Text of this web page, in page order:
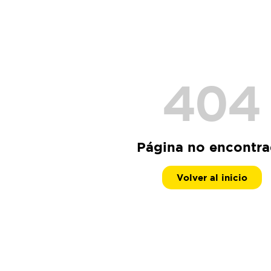
404
Página no
Volver al inicio